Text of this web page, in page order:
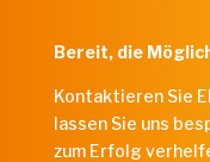
Bereit, die
Kontaktieren Sie
lassen Sie uns
zum Erfolg